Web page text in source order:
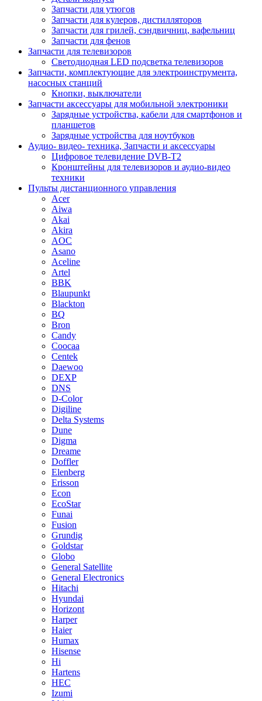
Запчасти для утюгов
Запчасти для кулеров, дистилляторов
Запчасти для грилей, сэндвичниц, вафельниц
Запчасти для фенов
Запчасти для телевизоров
Светодиодная LED подсветка телевизоров
Запчасти, комплектующие для электроинструмента,
насосных станций
Кнопки, выключатели
Запчасти аксессуары для мобильной электроники
Зарядные устройства, кабели для смартфонов и
планшетов
Зарядные устройства для ноутбуков
Аудио- видео- техника, Запчасти и аксессуары
Цифровое телевидение DVB-T2
Кронштейны для телевизоров и аудио-видео
техники
Пульты дистанционного управления
Acer
Aiwa
Akai
Akira
AOC
Asano
Aceline
Artel
BBK
Blaupunkt
Blackton
BQ
Bron
Candy
Coocaa
Centek
Daewoo
DEXP
DNS
D-Color
Digiline
Delta Systems
Dune
Digma
Dreame
Doffler
Elenberg
Erisson
Econ
EcoStar
Funai
Fusion
Grundig
Goldstar
Globo
General Satellite
General Electronics
Hitachi
Hyundai
Horizont
Harper
Haier
Humax
Hisense
Hi
Hartens
HEC
Izumi